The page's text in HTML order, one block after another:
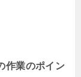
作業のポイン